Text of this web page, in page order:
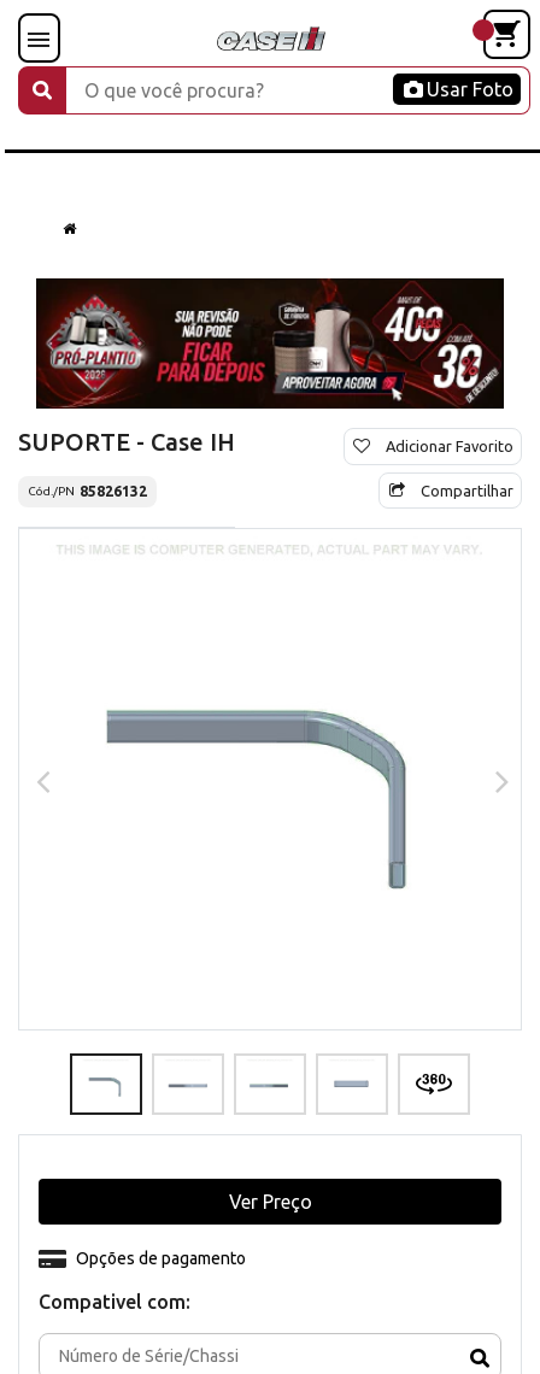
Usar Foto
SUPORTE - Case IH
Cód./PN 85826132
Adicionar Favorito
Compartilhar
Compativel com:
Opções de pagamento
Ver Preço